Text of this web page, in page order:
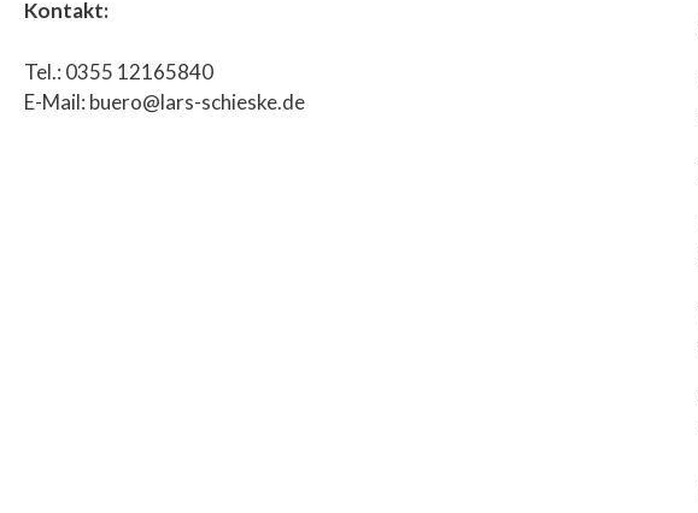
Kontakt:
Tel.: 0355 12165840
E-Mail: buero@lars-schieske.de